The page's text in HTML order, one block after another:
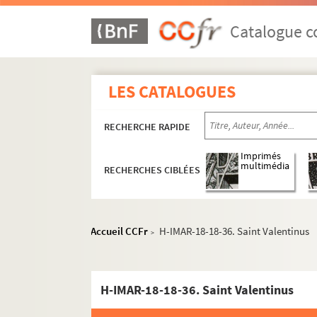
Catalogue
LES CATALOGUES
RECHERCHE RAPIDE
RECHERCHES CIBLÉES
Imprimés
multimédia
Accueil CCFr > H-IMAR-18-18-36. Saint Valentinus
H-IMAR-18-18-36. Saint Valentinus
Images du fonds Humbert, Images religieuses
H-IMAR-13-49-113 à H-IMAR-13-82-
H-IMAR-13-83-181 à H-IMAR-14-122-
H-IMAR-14-123-304 à H-IMAR-14-133-
H-IMAR-15-1-1 à H-IMAR-15-92-291.
H-IMAR-16-1-1 à H-IMAR-16-147-394.
H-IMAR-17-1-1 à H-IMAR-17-90-270.
Sainte Walburga
Saint Waast et Vaast